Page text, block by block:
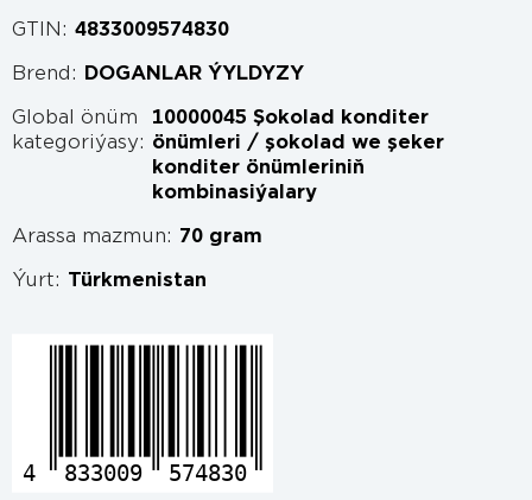
GTIN: 4833009574830
Brend: DOGANLAR ÝYLDYZY
Global önüm
kategoriýasy:
10000045 Şokolad konditer
önümleri / şokolad we şeker
konditer önümleriniň
kombinasiýalary
Arassa mazmun: 70 gram
Ýurt: Türkmenistan
4 833009 574830